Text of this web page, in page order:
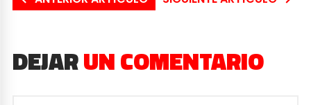
DEJARUN COMENTARIO